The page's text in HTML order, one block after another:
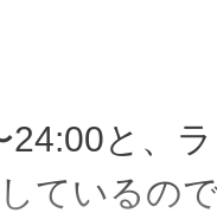
24:00と、
ているの